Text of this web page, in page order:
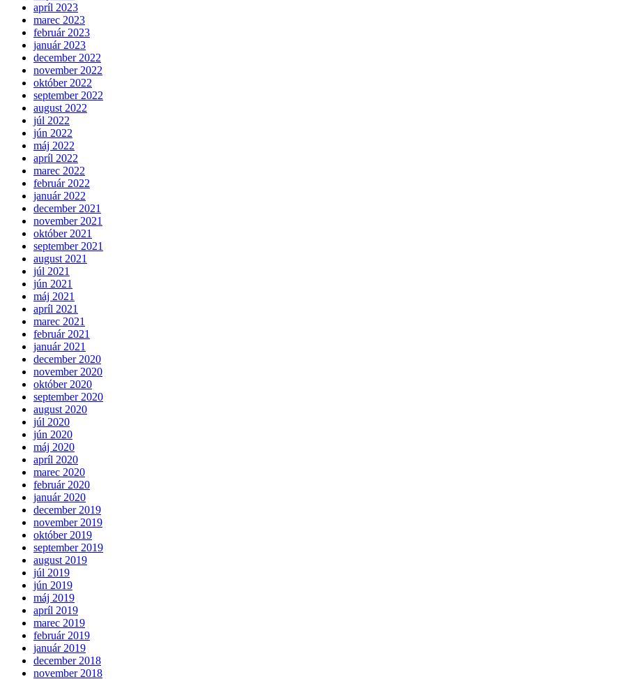
apríl 2023
marec 2023
február 2023
január 2023
december 2022
november 2022
október 2022
september 2022
august 2022
júl 2022
jún 2022
máj 2022
apríl 2022
marec 2022
február 2022
január 2022
december 2021
november 2021
október 2021
september 2021
august 2021
júl 2021
jún 2021
máj 2021
apríl 2021
marec 2021
február 2021
január 2021
december 2020
november 2020
október 2020
september 2020
august 2020
júl 2020
jún 2020
máj 2020
apríl 2020
marec 2020
február 2020
január 2020
december 2019
november 2019
október 2019
september 2019
august 2019
júl 2019
jún 2019
máj 2019
apríl 2019
marec 2019
február 2019
január 2019
december 2018
november 2018